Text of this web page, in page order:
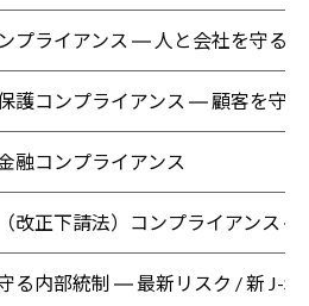
プライアンス ― 人と会社を守る
護コンプライアンス ― 顧客を守
融コンプライアンス
改正下請法）コンプライアンス
る内部統制 ― 最新リスク / 新 J-